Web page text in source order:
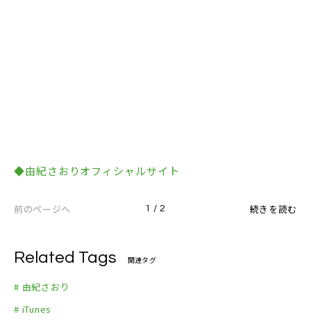
◆由紀さおりオフィシャルサイト
前のページへ 1 / 2 続きを読む
Related Tags 関連タグ
# 由紀さおり
# iTunes